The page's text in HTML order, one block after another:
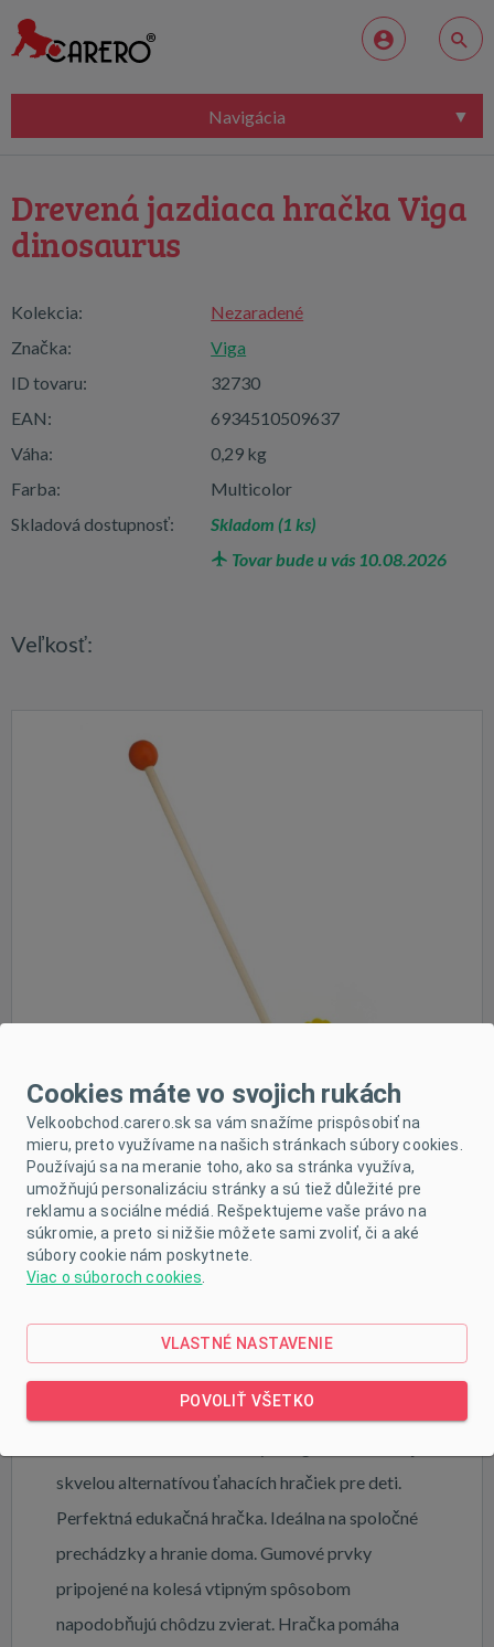
Navigácia
Drevená jazdiaca hračka Viga
dinosaurus
Kolekcia:
Nezaradené
Značka:
Viga
ID tovaru:
32730
EAN:
6934510509637
Váha:
0,29 kg
Farba:
Multicolor
Skladová dostupnosť:
Skladom (1 ks)
Tovar bude u vás 10.08.2026
Veľkosť:
POPIS PRODUKTU
K STIAHNUTIU
skvelou alternatívou ťahacích hračiek pre deti.
Perfektná edukačná hračka. Ideálna na spoločné
prechádzky a hranie doma. Gumové prvky
pripojené na kolesá vtipným spôsobom
napodobňujú chôdzu zvierat. Hračka pomáha
Cookies máte vo svojich rukách
Velkoobchod.carero.sk sa vám snažíme prispôsobiť na
mieru, preto využívame na našich stránkach súbory cookies.
Používajú sa na meranie toho, ako sa stránka využíva,
umožňujú personalizáciu stránky a sú tiež důležité pre
reklamu a sociálne médiá. Rešpektujeme vaše právo na
súkromie, a preto si nižšie môžete sami zvoliť, či a aké
súbory cookie nám poskytnete.
Viac o súboroch cookies
VLASTNÉ NASTAVENIE
POVOLIŤ VŠETKO